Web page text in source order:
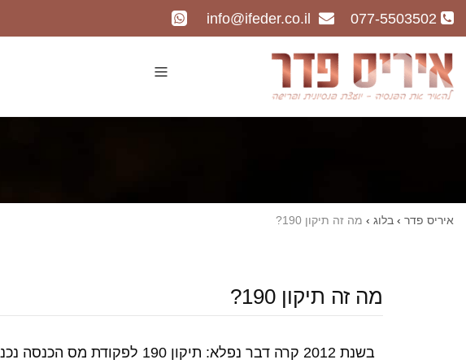
077-5503502
איריס פדר › בלוג › מה זה תיקון 190?
מה זה תיקון 190?
בשנת 2012 קרה דבר נפלא: תיקון 190 לפקודת מס הכנסה נכנס לתוקף.